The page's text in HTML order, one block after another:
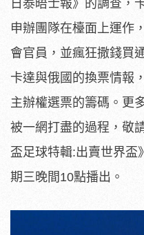
日泰晤士報》的調查，
申辦團隊在檯面上運作
會官員，並瘋狂撒錢買
卡達與俄國的換票情報
主辦權選票的籌碼。更
被一網打盡的過程，敬
盃足球特輯:出賣世界盃
期三晚間10點播出。